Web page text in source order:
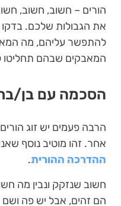
הורים – חשוב, חשוב,
את הגבולות שלכם.
להתפשר עליהם, מה
המאבקים שבהם תחליטו
הסכמה עם בן/
הרבה פעמים יש זוג
אחר. זהו מוטיב נוסף
ההדרכה ההורית.
חשוב שנזקק ונבין מה
הם זהים, אבל יש פה